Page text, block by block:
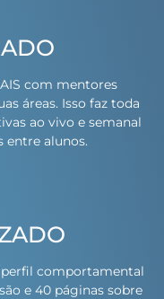
com mentores
áreas. Isso faz toda
ao vivo e semanal
entre alunos.
perfil comportamental
e 40 páginas sobre